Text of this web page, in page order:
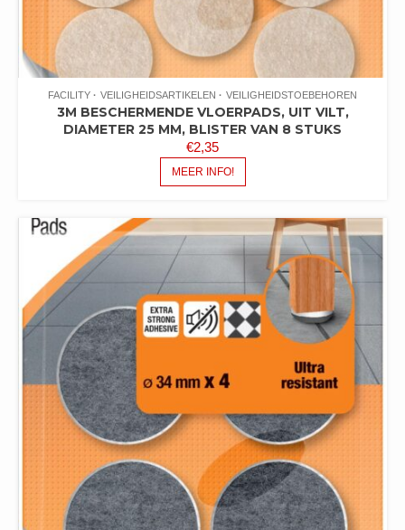
FACILITY VEILIGHEIDSARTIKELEN VEILIGHEIDSTOEBEHOREN
3M BESCHERMENDE VLOERPADS, UIT VILT,
DIAMETER 25 MM, BLISTER VAN 8 STUKS
€2,35
MEER INFO!